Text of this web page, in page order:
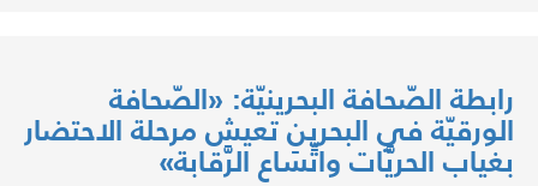
رابطة الصّحافة البحرينيّة: «الصّحافة
الورقيّة في البحرين تعيش مرحلة الاحتضار
بغياب الحريَّات واتِّسَاع الرَّقابة»